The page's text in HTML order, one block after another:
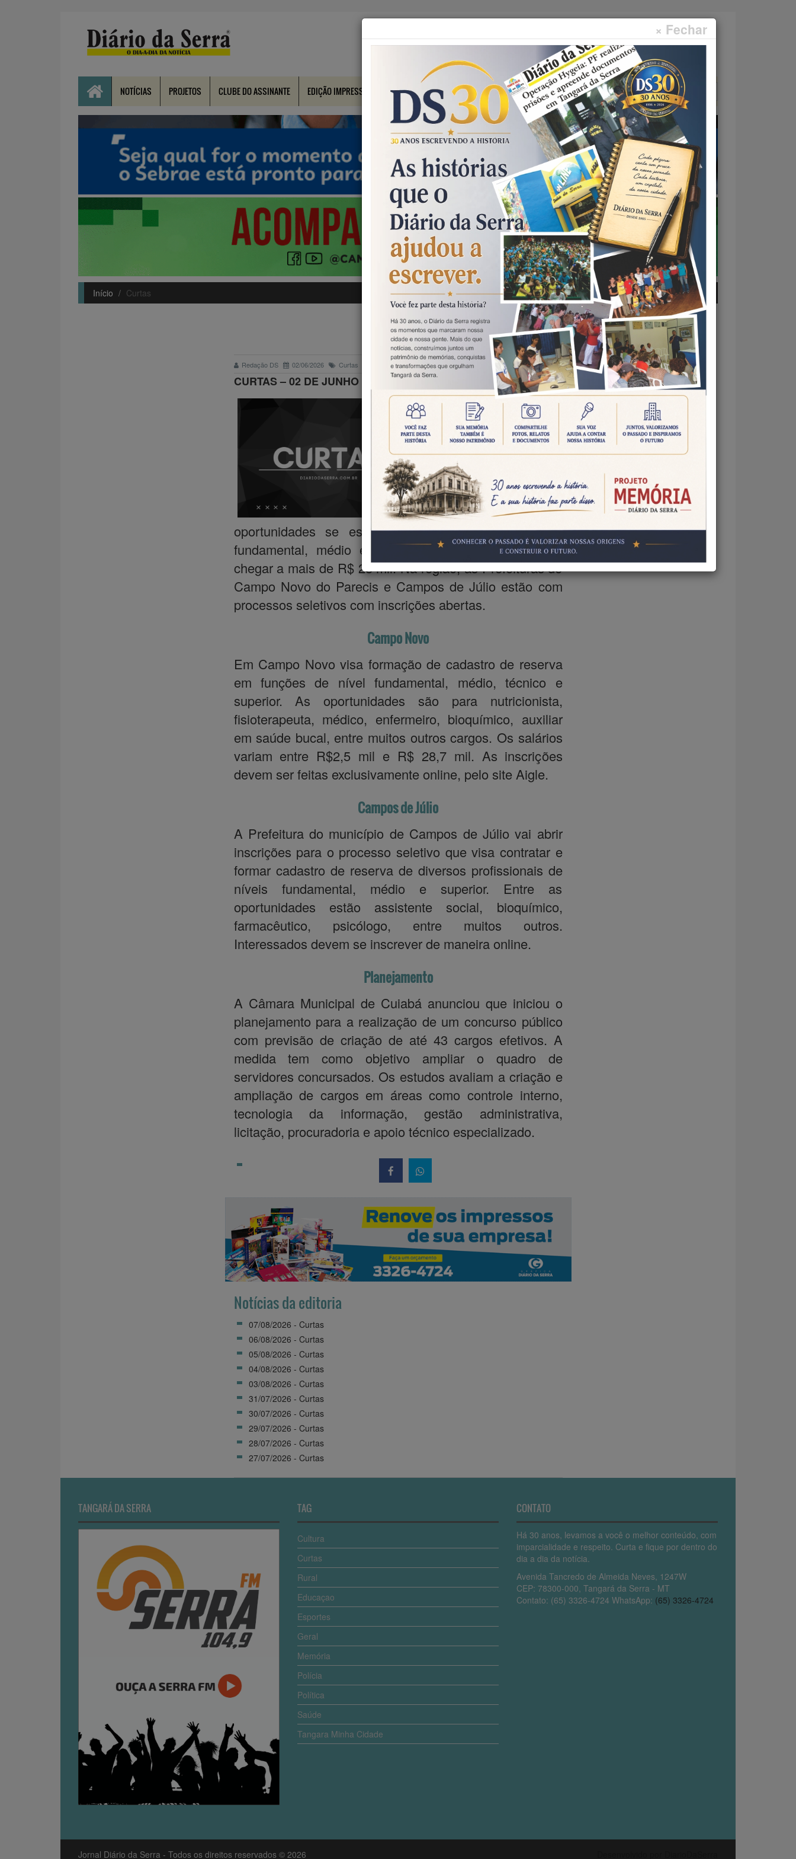
× Fechar
Faça sua pesquisa...
NOTÍCIAS PROJETOS CLUBE DO ASSINANTE EDIÇÃO IMPRESSA CONTATO
Início Curtas
CURTAS
Redação DS 02/06/2026 Curtas
CURTAS – 02 DE JUNHO DE 2026
Concursos
O estado de Mato
Grosso está com
vagas abertas para 14
concursos durante o
mês de junho. As
oportunidades se estendem a candidatos de níveis
fundamental, médio e superior, e os salários podem
chegar a mais de R$ 28 mil. Na região, as Prefeituras de
Campo Novo do Parecis e Campos de Júlio estão com
processos seletivos com inscrições abertas.
Campo Novo
Em Campo Novo visa formação de cadastro de reserva
em funções de nível fundamental, médio, técnico e
superior. As oportunidades são para nutricionista,
fisioterapeuta, médico, enfermeiro, bioquímico, auxiliar
em saúde bucal, entre muitos outros cargos. Os salários
variam entre R$2,5 mil e R$ 28,7 mil. As inscrições
devem ser feitas exclusivamente online, pelo site Aigle.
Campos de Júlio
A Prefeitura do município de Campos de Júlio vai abrir
inscrições para o processo seletivo que visa contratar e
formar cadastro de reserva de diversos profissionais de
níveis fundamental, médio e superior. Entre as
oportunidades estão assistente social, bioquímico,
farmacêutico, psicólogo, entre muitos outros.
Interessados devem se inscrever de maneira online.
Planejamento
A Câmara Municipal de Cuiabá anunciou que iniciou o
planejamento para a realização de um concurso público
com previsão de criação de até 43 cargos efetivos. A
medida tem como objetivo ampliar o quadro de
servidores concursados. Os estudos avaliam a criação e
ampliação de cargos em áreas como controle interno,
tecnologia da informação, gestão administrativa,
licitação, procuradoria e apoio técnico especializado.
Notícias da editoria
07/08/2026 - Curtas
06/08/2026 - Curtas
05/08/2026 - Curtas
04/08/2026 - Curtas
03/08/2026 - Curtas
31/07/2026 - Curtas
30/07/2026 - Curtas
29/07/2026 - Curtas
28/07/2026 - Curtas
27/07/2026 - Curtas
TANGARÁ DA SERRA TAG
Cultura
Curtas
Rural
Educaçao
Esportes
Geral
Memória
Polícia
Política
Saúde
Tangara Minha Cidade
CONTATO
Há 30 anos, levamos a você o melhor conteúdo, com
imparcialidade e respeito. Curta e fique por dentro do
dia a dia da notícia.
Avenida Tancredo de Almeida Neves, 1247W
CEP: 78300-000, Tangará da Serra - MT
Contato: (65) 3326-4724 WhatsApp: (65) 3326-4724
Jornal Diário da Serra - Todos os direitos reservados © 2026